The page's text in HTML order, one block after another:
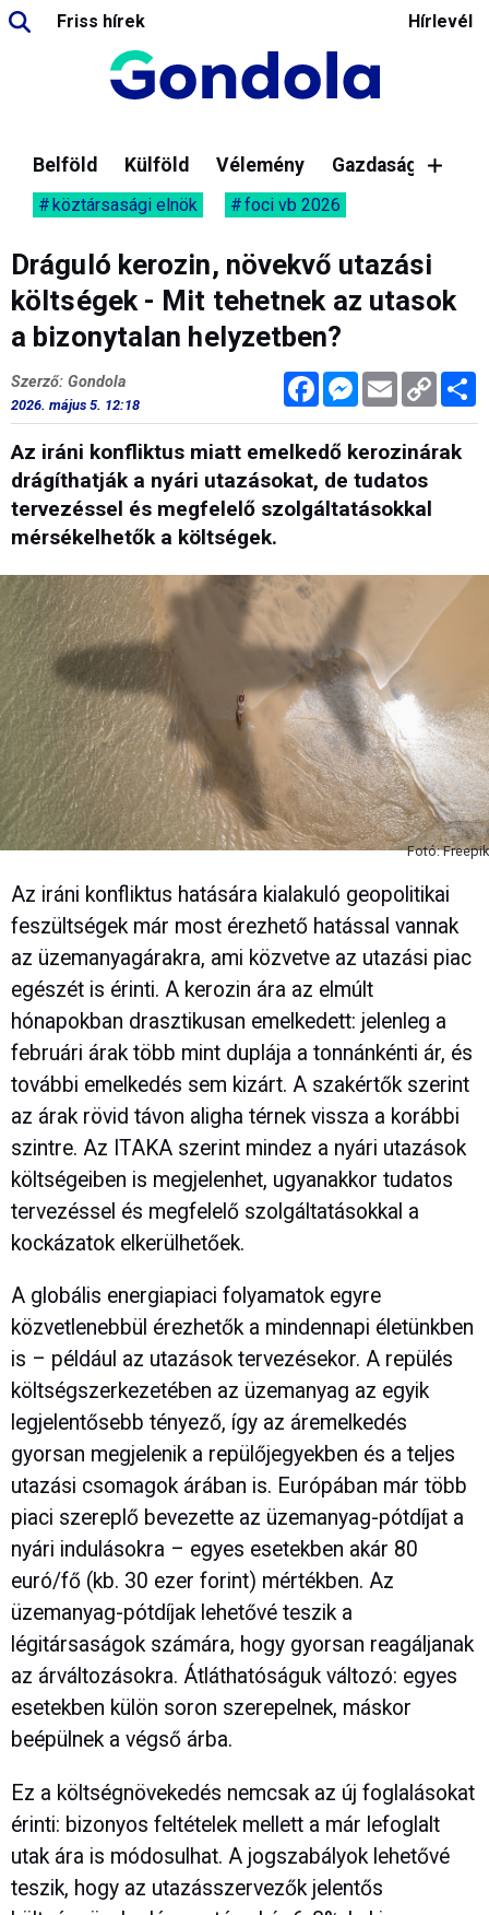
Friss hírek Hírlevél
Belföld Külföld Vélemény Gazdaság
köztársasági elnök foci vb 2026
Dráguló kerozin, növekvő utazási
költségek - Mit tehetnek az utasok
a bizonytalan helyzetben?
FacebookMessenger
Email Copy
Link
Szerző: Gondola
2026. május 5. 12:18
Az iráni konfliktus miatt emelkedő kerozinárak
drágíthatják a nyári utazásokat, de tudatos
tervezéssel és megfelelő szolgáltatásokkal
mérsékelhetők a költségek.
Fotó: Freepik
Az iráni konfliktus hatására kialakuló geopolitikai
feszültségek már most érezhető hatással vannak
az üzemanyagárakra, ami közvetve az utazási piac
egészét is érinti. A kerozin ára az elmúlt
hónapokban drasztikusan emelkedett: jelenleg a
februári árak több mint duplája a tonnánkénti ár, és
további emelkedés sem kizárt. A szakértők szerint
az árak rövid távon aligha térnek vissza a korábbi
szintre. Az ITAKA szerint mindez a nyári utazások
költségeiben is megjelenhet, ugyanakkor tudatos
tervezéssel és megfelelő szolgáltatásokkal a
kockázatok elkerülhetőek.
A globális energiapiaci folyamatok egyre
közvetlenebbül érezhetők a mindennapi életünkben
is – például az utazások tervezésekor. A repülés
költségszerkezetében az üzemanyag az egyik
legjelentősebb tényező, így az áremelkedés
gyorsan megjelenik a repülőjegyekben és a teljes
utazási csomagok árában is. Európában már több
piaci szereplő bevezette az üzemanyag-pótdíjat a
nyári indulásokra – egyes esetekben akár 80
euró/fő (kb. 30 ezer forint) mértékben. Az
üzemanyag-pótdíjak lehetővé teszik a
légitársaságok számára, hogy gyorsan reagáljanak
az árváltozásokra. Átláthatóságuk változó: egyes
esetekben külön soron szerepelnek, máskor
beépülnek a végső árba.
Ez a költségnövekedés nemcsak az új foglalásokat
érinti: bizonyos feltételek mellett a már lefoglalt
utak ára is módosulhat. A jogszabályok lehetővé
teszik, hogy az utazásszervezők jelentős